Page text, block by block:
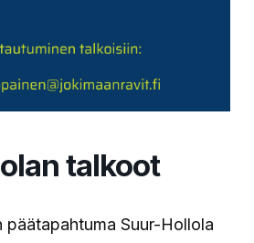
talkoot
päätapahtuma Suur-Hollola